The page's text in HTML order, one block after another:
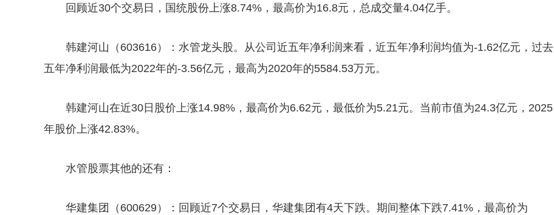
回顾近30个交易日，国统股份上涨8.74%，最高价为16.8元，总成交量4.04亿手。
韩建河山（603616）：水管龙头股。从公司近五年净利润来看，近五年净利润均值为-1.62亿元，过去
五年净利润最低为2022年的-3.56亿元，最高为2020年的5584.53万元。
韩建河山在近30日股价上涨14.98%，最高价为6.62元，最低价为5.21元。当前市值为24.3亿元，2025
年股价上涨42.83%。
水管股票其他的还有：
华建集团（600629）：回顾近7个交易日，华建集团有4天下跌。期间整体下跌7.41%，最高价为